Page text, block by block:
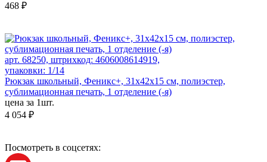
468 ₽
арт. 68250, штрихкод: 4606008614919,
упаковки: 1/14
Рюкзак школьный, Феникс+, 31х42х15 см, полиэстер,
сублимационная печать, 1 отделение (-я)
цена за 1шт.
4 054 ₽
Посмотреть в соцсетях: